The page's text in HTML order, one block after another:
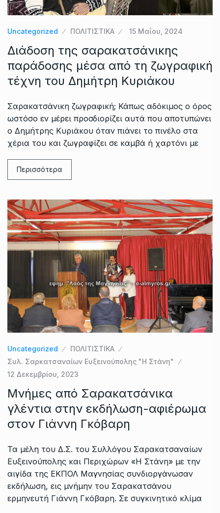
Uncategorized ΠΟΛΙΤΙΣΤΙΚΑ 15 Μαΐου, 2024
Διάδοση της σαρακατσάνικης
παράδοσης μέσα από τη ζωγραφική
τέχνη του Δημήτρη Κυριάκου
Σαρακατσάνικη ζωγραφική; Κάπως αδόκιμος ο όρος
ωστόσο εν μέρει προσδιορίζει αυτά που αποτυπώνει
ο Δημήτρης Κυριάκου όταν πιάνει το πινέλο στα
χέρια του και ζωγραφίζει σε καμβά ή χαρτόνι με
Περισσότερα
Uncategorized
ΠΟΛΙΤΙΣΤΙΚΑ
Συλ. Σαρκατσαναίων Ευξεινούπολης "Η Στάνη"
12 Δεκεμβρίου, 2023
Μνήμες από Σαρακατσάνικα
γλέντια στην εκδήλωση-αφιέρωμα
στον Γιάννη Γκόβαρη
Τα μέλη του Δ.Σ. του Συλλόγου Σαρακατσαναίων
Ευξεινούπολης και Περιχώρων «Η Στάνη» με την
αιγίδα της ΕΚΠΟΛ Μαγνησίας συνδιοργάνωσαν
εκδήλωση, εις μνήμην του Σαρακατσάνου
ερμηνευτή Γιάννη Γκόβαρη. Σε συγκινητικό κλίμα